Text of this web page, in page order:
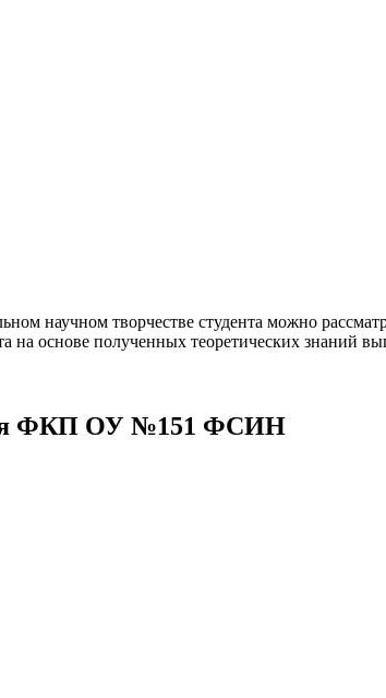
научном творчестве студента можно
на основе полученных теоретических
ФКП ОУ №151 ФСИН